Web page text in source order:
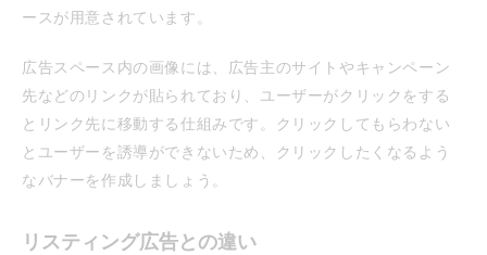
ースが用意されています。
広告スペース内の画像には、広告主のサイトやキャンペーン
先などのリンクが貼られており、ユーザーがクリックをする
とリンク先に移動する仕組みです。クリックしてもらわない
とユーザーを誘導ができないため、クリックしたくなるよう
なバナーを作成しましょう。
リスティング広告との違い